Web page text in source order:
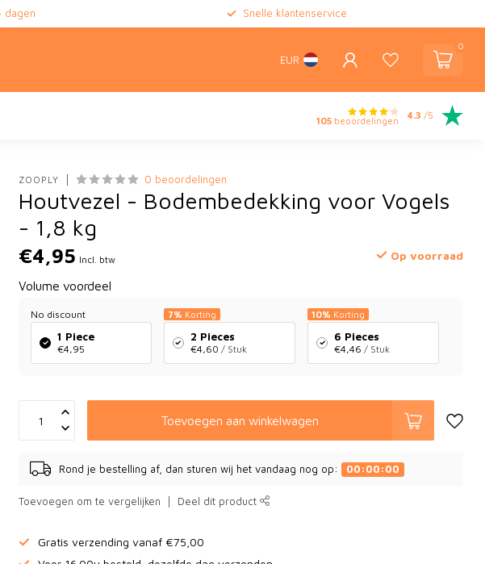
dagen Snelle klantenservice
EUR
0
105beoordelingen
4.3 /5
ZOOPLY 0 beoordelingen
Houtvezel - Bodembedekking voor Vogels
- 1,8 kg
€4,95 Incl. btw Op voorraad
Volume voordeel
No discount
1 Piece
€4,95
7% Korting
2 Pieces
€4,60 / Stuk
10% Korting
6 Pieces
€4,46 / Stuk
Toevoegen aan winkelwagen
Rond je bestelling af, dan sturen wij het vandaag nog op: 00:00:00
Toevoegen om te vergelijken Deel dit product
Gratis verzending vanaf €75,00